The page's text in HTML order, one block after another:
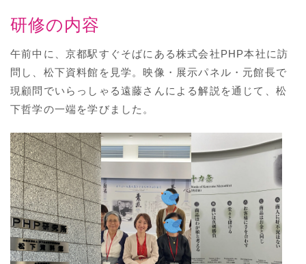
研修の内容
午前中に、京都駅すぐそばにある株式会社PHP本社に訪
問し、松下資料館を見学。映像・展示パネル・元館長で
現顧問でいらっしゃる遠藤さんによる解説を通じて、松
下哲学の一端を学びました。